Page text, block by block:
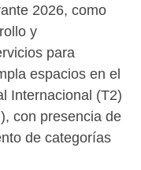
2026, como
y
para
espacios en el
Internacional (T2)
con presencia de
de categorías